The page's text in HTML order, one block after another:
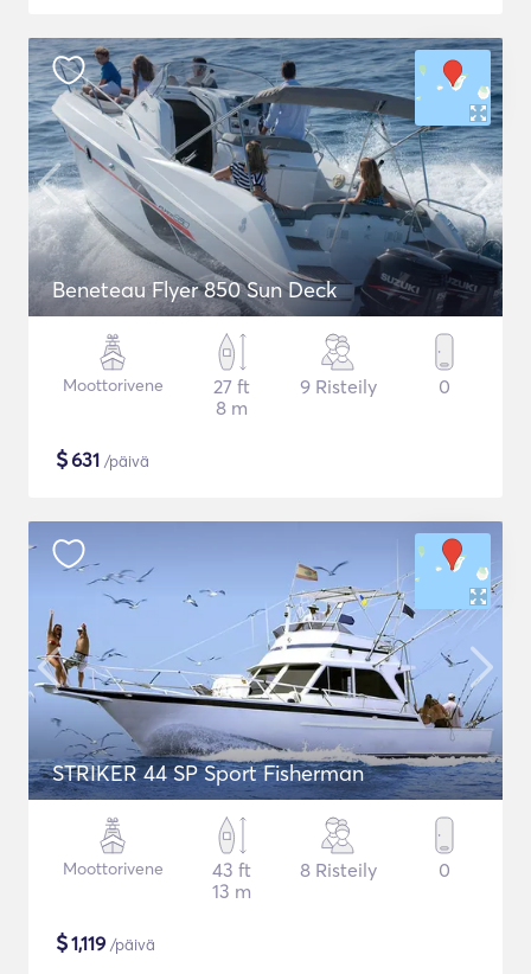
Beneteau Flyer 850 Sun Deck
Moottorivene
27 ft
8 m
9 Risteily 0
$631 /päivä
STRIKER 44 SP Sport Fisherman
Moottorivene
43 ft
13 m
8 Risteily 0
$1,119 /päivä